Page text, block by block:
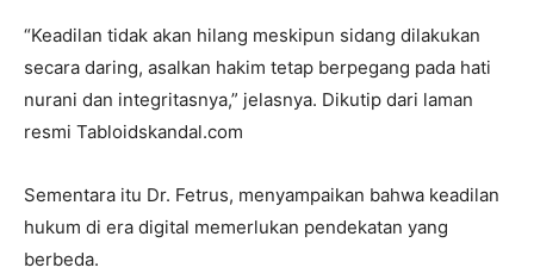
“Keadilan tidak akan hilang meskipun sidang dilakukan
secara daring, asalkan hakim tetap berpegang pada hati
nurani dan integritasnya,” jelasnya. Dikutip dari laman
resmi Tabloidskandal.com
Sementara itu Dr. Fetrus, menyampaikan bahwa keadilan
hukum di era digital memerlukan pendekatan yang
berbeda.